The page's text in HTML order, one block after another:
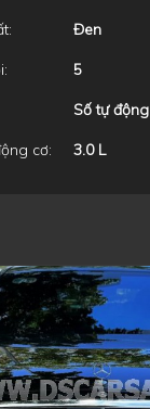
Đen
5
Số tự động
cơ: 3.0 L